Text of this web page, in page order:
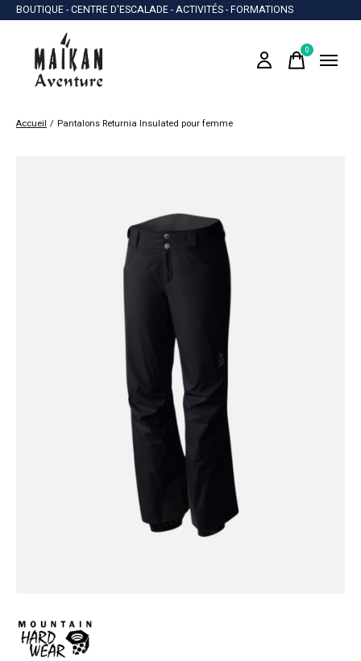
BOUTIQUE - CENTRE D'ESCALADE - ACTIVITÉS - FORMATIONS
0items
Accueil / Pantalons Returnia Insulated pour femme